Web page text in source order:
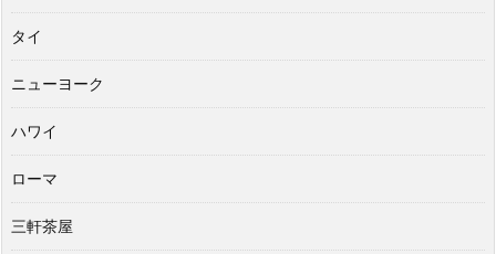
タイ
ニューヨーク
ハワイ
ローマ
三軒茶屋